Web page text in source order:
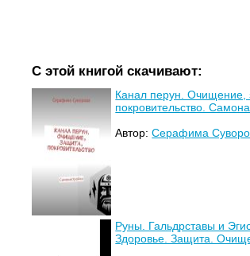
С этой книгой скачивают:
Канал перун. Очищение,
покровительство.
Автор:Серафима
Руны. Гальдрставы и
Здоровье. Защита.